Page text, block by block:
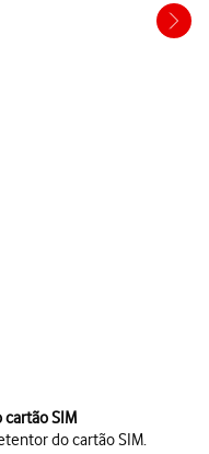
SIM
do cartão SIM.